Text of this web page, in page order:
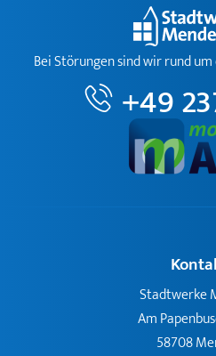
Bei Störungen sind wir rund
+49
Stadtwerke
Am
58708